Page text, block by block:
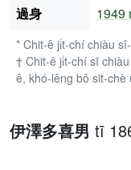
伊澤多喜男 tī
過身
1949
* Chit-ê ji̍t-chí chiàu
† Chit-ê ji̍t-chí sī
ê, khó-lêng bô sit-chè